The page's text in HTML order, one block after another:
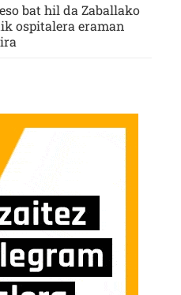
bat hil da Zaballako
ospitalera eraman